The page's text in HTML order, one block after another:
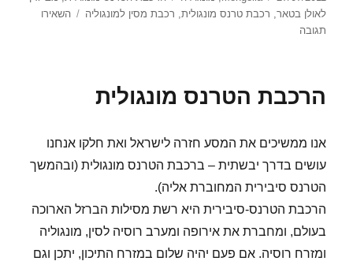
בתאריך
לאולן בטאר, רכבת טרנס מונגולית, רכבת מסין למונגוליה
השאירו
תגובה
הרכבת הטרנס מונגולית
אנו ממשיכים את המסע חזרה לישראל ואת חלקו אנחנו
עושים בדרך יבשתית – ברכבת הטרנס מונגולית (ובהמשך
הטרנס סיבירית המחוברת אליה).
הרכבת הטרנס-סיבירית היא רשת מסילות הברזל הארוכה
בעולם, ומחברת את אירופה ומערב רוסיה לסין, מונגוליה
ומזרח רוסיה. אם פעם יהיה שלום במזרח התיכון, יתכן וגם